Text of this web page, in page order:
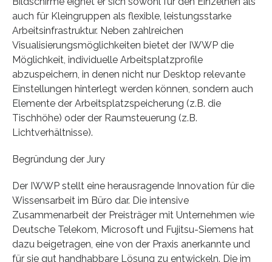
auch für Kleingruppen als flexible, leistungsstarke
Arbeitsinfrastruktur. Neben zahlreichen
Visualisierungsmöglichkeiten bietet der IWWP die
Möglichkeit, individuelle Arbeitsplatzprofile
abzuspeichern, in denen nicht nur Desktop relevante
Einstellungen hinterlegt werden können, sondern auch
Elemente der Arbeitsplatzspeicherung (z.B. die
Tischhöhe) oder der Raumsteuerung (z.B.
Lichtverhältnisse).
Begründung der Jury
Der IWWP stellt eine herausragende Innovation für die
Wissensarbeit im Büro dar. Die intensive
Zusammenarbeit der Preisträger mit Unternehmen wie
Deutsche Telekom, Microsoft und Fujitsu-Siemens hat
dazu beigetragen, eine von der Praxis anerkannte und
für sie gut handhabbare Lösung zu entwickeln. Die im